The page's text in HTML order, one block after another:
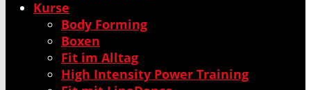
Kurse
Body Forming
Boxen
Fit im Alltag
High Intensity Power Training